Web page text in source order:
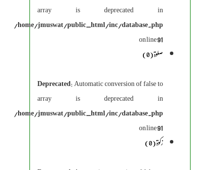
array is deprecated in
/home/jmuswat/public_html/inc/database.php
on line91
صلوۃ (0)
Deprecated: Automatic conversion of false to
array is deprecated in
/home/jmuswat/public_html/inc/database.php
on line91
زکوۃ (0)